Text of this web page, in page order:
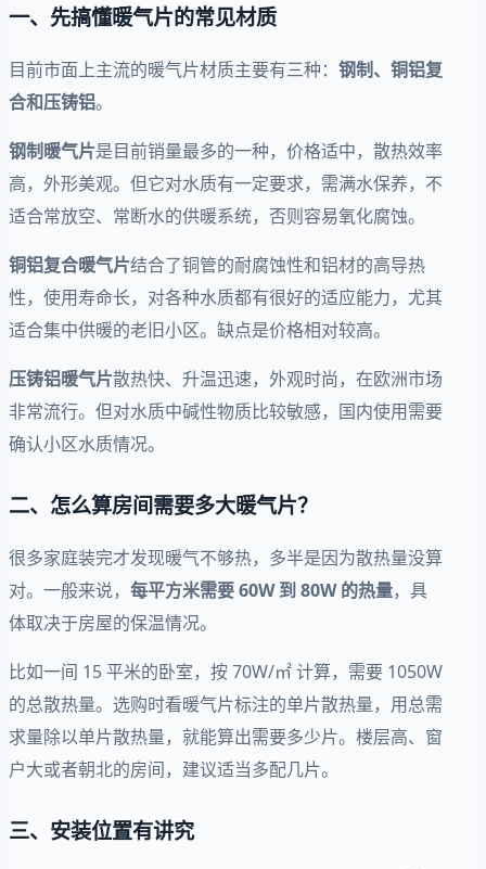
一、先搞懂暖气片的常见材质
目前市面上主流的暖气片材质主要有三种： 钢制、铜铝复
合和压铸铝。
钢制暖气片是目前销量最多的一种，价格适中，散热效率
高，外形美观。但它对水质有一定要求，需满水保养，不
适合常放空、常断水的供暖系统，否则容易氧化腐蚀。
铜铝复合暖气片结合了铜管的耐腐蚀性和铝材的高导热
性，使用寿命长，对各种水质都有很好的适应能力，尤其
适合集中供暖的老旧小区。缺点是价格相对较高。
压铸铝暖气片散热快、升温迅速，外观时尚，在欧洲市场
非常流行。但对水质中碱性物质比较敏感，国内使用需要
确认小区水质情况。
二、怎么算房间需要多大暖气片？
很多家庭装完才发现暖气不够热，多半是因为散热量没算
对。一般来说， 每平方米需要 60W 到 80W 的热量，具
体取决于房屋的保温情况。
比如一间 15 平米的卧室，按 70W/㎡ 计算，需要 1050W
的总散热量。选购时看暖气片标注的单片散热量，用总需
求量除以单片散热量，就能算出需要多少片。楼层高、窗
户大或者朝北的房间，建议适当多配几片。
三、安装位置有讲究